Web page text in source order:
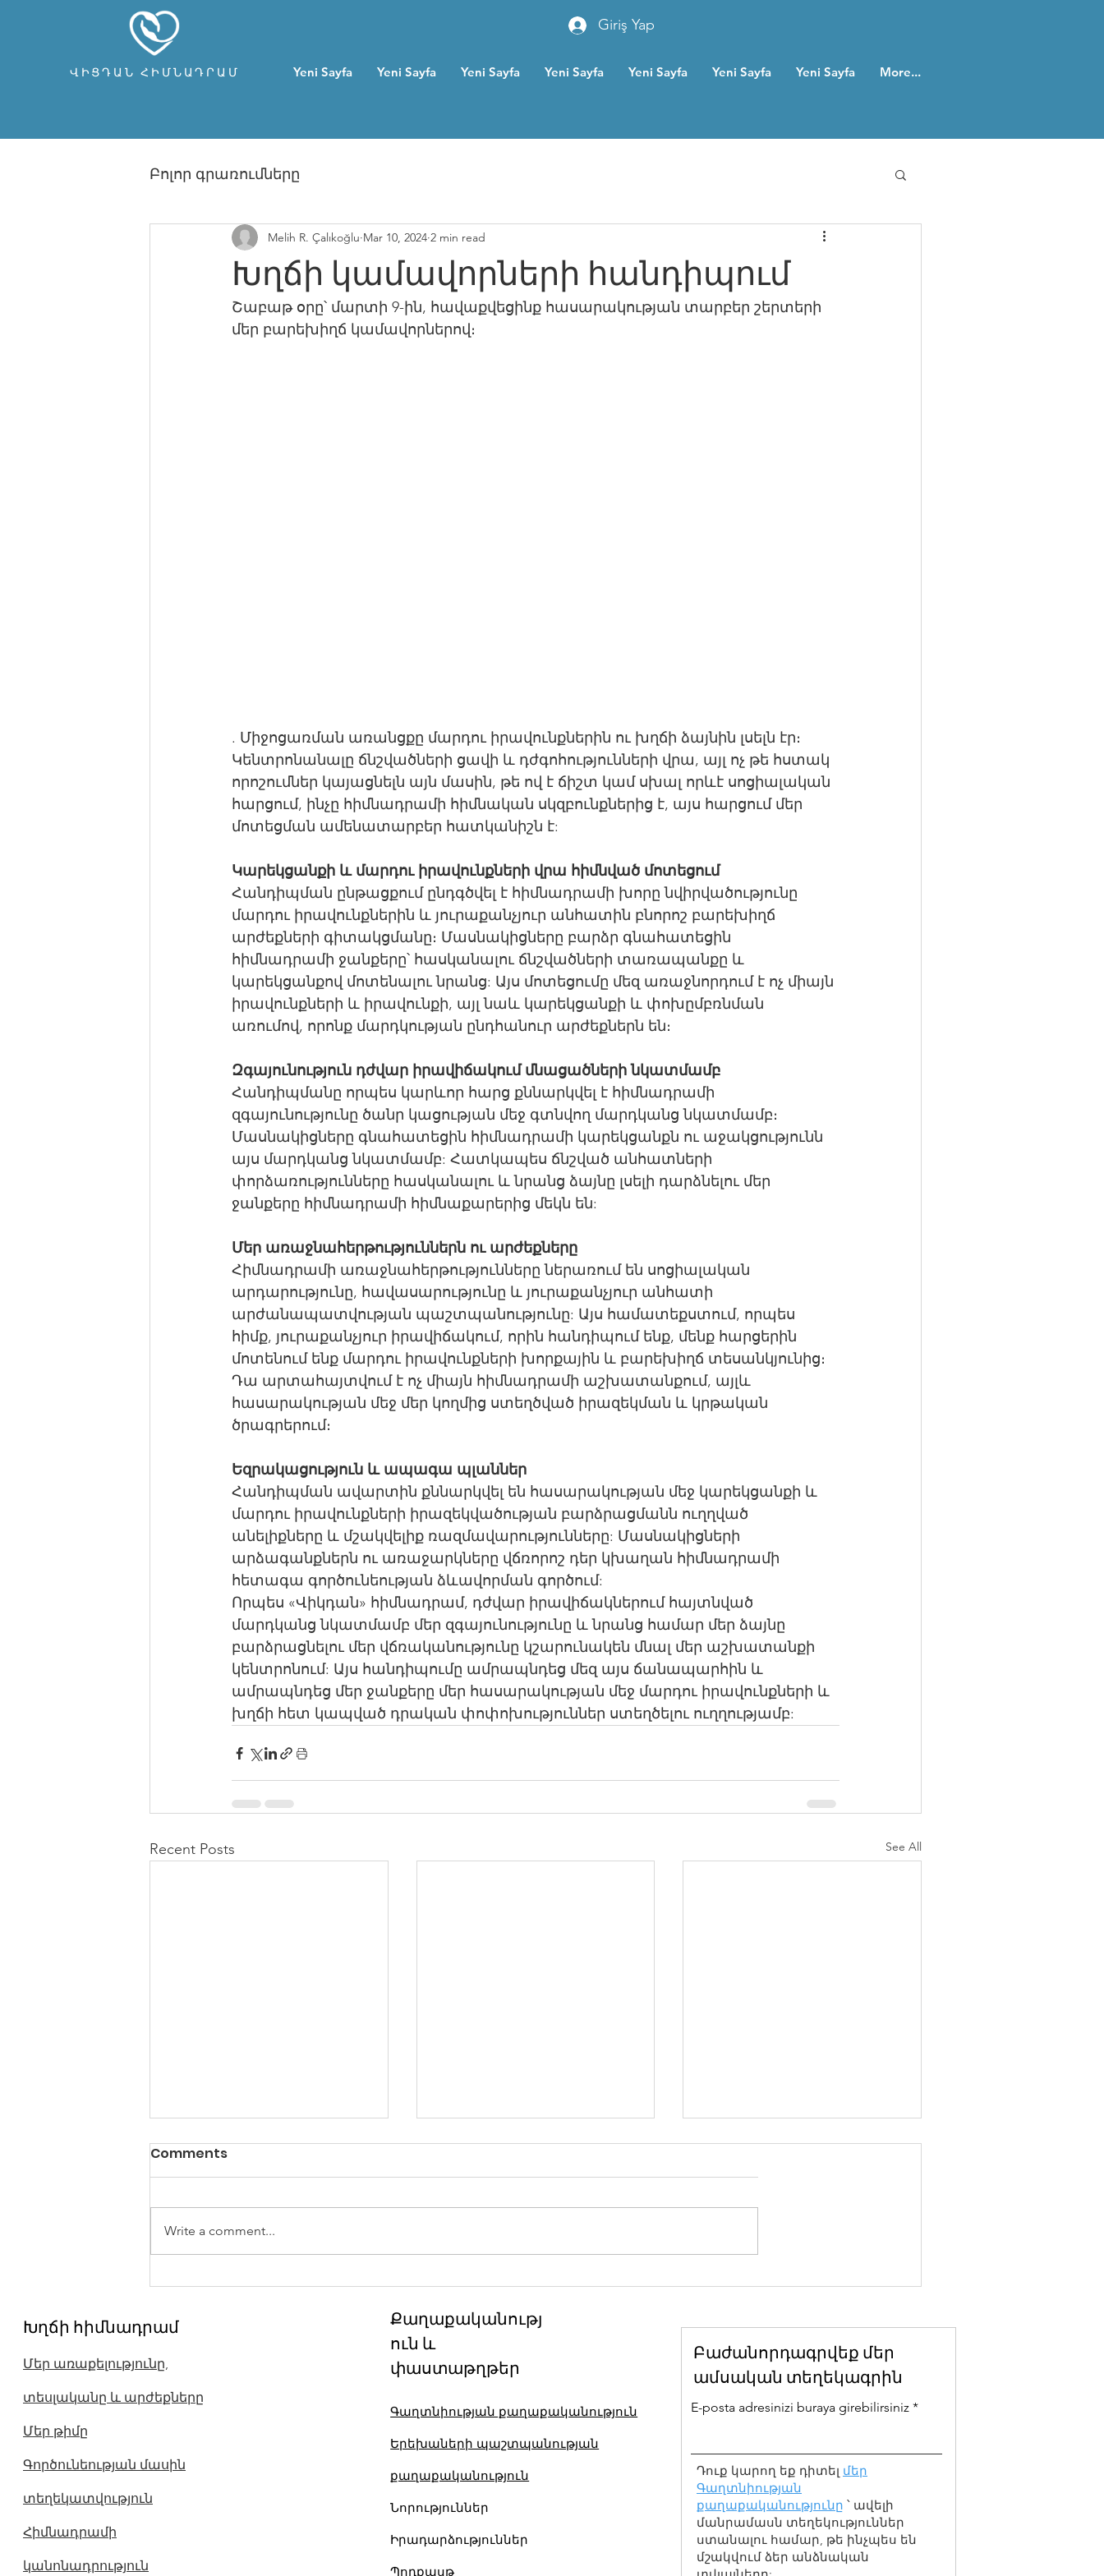
ՎԻՑԴԱՆ ՀԻՄՆԱԴՐԱՄ
Giriş Yap
Yeni Sayfa Yeni Sayfa Yeni Sayfa Yeni Sayfa Yeni Sayfa Yeni Sayfa Yeni Sayfa More...
Բոլոր գրառումները
Խղճի կամավորների հանդիպում
Melih R. Çalıkoğlu Mar 10, 2024 2 min read
Շաբաթ օրը՝ մարտի 9-ին, հավաքվեցինք հասարակության տարբեր շերտերի
մեր բարեխիղճ կամավորներով։
. Միջոցառման առանցքը մարդու իրավունքներին ու խղճի ձայնին լսելն էր։
Կենտրոնանալը ճնշվածների ցավի և դժգոհությունների վրա, այլ ոչ թե հստակ
որոշումներ կայացնելն այն մասին, թե ով է ճիշտ կամ սխալ որևէ սոցիալական
հարցում, ինչը հիմնադրամի հիմնական սկզբունքներից է, այս հարցում մեր
մոտեցման ամենատարբեր հատկանիշն է:
Կարեկցանքի և մարդու իրավունքների վրա հիմնված մոտեցում
Հանդիպման ընթացքում ընդգծվել է հիմնադրամի խորը նվիրվածությունը
մարդու իրավունքներին և յուրաքանչյուր անհատին բնորոշ բարեխիղճ
արժեքների գիտակցմանը։ Մասնակիցները բարձր գնահատեցին
հիմնադրամի ջանքերը՝ հասկանալու ճնշվածների տառապանքը և
կարեկցանքով մոտենալու նրանց: Այս մոտեցումը մեզ առաջնորդում է ոչ միայն
իրավունքների և իրավունքի, այլ նաև կարեկցանքի և փոխըմբռնման
առումով, որոնք մարդկության ընդհանուր արժեքներն են։
Զգայունություն դժվար իրավիճակում մնացածների նկատմամբ
Հանդիպմանը որպես կարևոր հարց քննարկվել է հիմնադրամի
զգայունությունը ծանր կացության մեջ գտնվող մարդկանց նկատմամբ։
Մասնակիցները գնահատեցին հիմնադրամի կարեկցանքն ու աջակցությունն
այս մարդկանց նկատմամբ: Հատկապես ճնշված անհատների
փորձառությունները հասկանալու և նրանց ձայնը լսելի դարձնելու մեր
ջանքերը հիմնադրամի հիմնաքարերից մեկն են:
Մեր առաջնահերթություններն ու արժեքները
Հիմնադրամի առաջնահերթությունները ներառում են սոցիալական
արդարությունը, հավասարությունը և յուրաքանչյուր անհատի
արժանապատվության պաշտպանությունը: Այս համատեքստում, որպես
հիմք, յուրաքանչյուր իրավիճակում, որին հանդիպում ենք, մենք հարցերին
մոտենում ենք մարդու իրավունքների խորքային և բարեխիղճ տեսանկյունից։
Դա արտահայտվում է ոչ միայն հիմնադրամի աշխատանքում, այլև
հասարակության մեջ մեր կողմից ստեղծված իրազեկման և կրթական
ծրագրերում։
Եզրակացություն և ապագա պլաններ
Հանդիպման ավարտին քննարկվել են հասարակության մեջ կարեկցանքի և
մարդու իրավունքների իրազեկվածության բարձրացմանն ուղղված
անելիքները և մշակվելիք ռազմավարությունները: Մասնակիցների
արձագանքներն ու առաջարկները վճռորոշ դեր կխաղան հիմնադրամի
հետագա գործունեության ձևավորման գործում:
Որպես «Վիկդան» հիմնադրամ, դժվար իրավիճակներում հայտնված
մարդկանց նկատմամբ մեր զգայունությունը և նրանց համար մեր ձայնը
բարձրացնելու մեր վճռականությունը կշարունակեն մնալ մեր աշխատանքի
կենտրոնում: Այս հանդիպումը ամրապնդեց մեզ այս ճանապարհին և
ամրապնդեց մեր ջանքերը մեր հասարակության մեջ մարդու իրավունքների և
խղճի հետ կապված դրական փոփոխություններ ստեղծելու ուղղությամբ:
Recent Posts See All
Պետք չէ կրել ձեր
հանցագործությունները
Շաբաթվա օրինակելի
հարյուրամյա
Հիդանկյո
Արվեստագետի
մշակույթը. մտորումներ
մի տեսարանի վրա
Comments
Write a comment...
Խղճի հիմնադրամ
Մեր առաքելությունը,
տեսլականը և արժեքները
Մեր թիմը
Գործունեության մասին
տեղեկատվություն
Հիմնադրամի
կանոնադրություն
Քաղաքականությ
ուն և
փաստաթղթեր
Գաղտնիության քաղաքականություն
Երեխաների պաշտպանության
քաղաքականություն
Նորություններ
Իրադարձություններ
Պոդքասթ
Բաժանորդագրվեք մեր
ամսական տեղեկագրին
E-posta adresinizi buraya girebilirsiniz
Դուք կարող եք դիտել մեր
Գաղտնիության
քաղաքականությունը ՝ ավելի
մանրամասն տեղեկություններ
ստանալու համար, թե ինչպես են
մշակվում ձեր անձնական